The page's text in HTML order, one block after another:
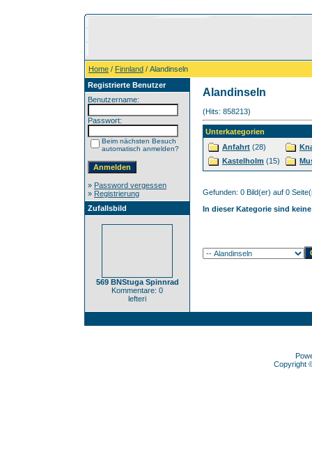
Home / Finnland / Alandinseln
Registrierte Benutzer
Benutzername:
Passwort:
Beim nächsten Besuch
automatisch anmelden?
» Password vergessen
» Registrierung
Zufallsbild
569 BNStuga Spinnrad
Kommentare: 0
lefteri
Alandinseln
(Hits: 858213)
Unterkategorien
Anfahrt (28)
Kastelholm (15)
Gefunden: 0 Bild(er) auf 0
In dieser Kategorie sind
Copyright